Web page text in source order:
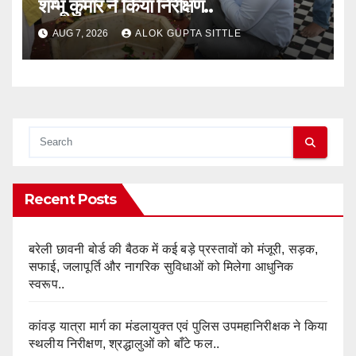
शम्भू कुमार ने किया निरीक्षण..
AUG 7, 2026 ALOK GUPTA SITTLE
Recent Posts
बरेली छावनी बोर्ड की बैठक में कई बड़े प्रस्तावों को मंजूरी, सड़क,
सफाई, जलापूर्ति और नागरिक सुविधाओं को मिलेगा आधुनिक
स्वरूप..
कांवड़ यात्रा मार्ग का मंडलायुक्त एवं पुलिस उपमहानिरीक्षक ने किया
स्थलीय निरीक्षण, श्रद्धालुओं को बाँटे फल..